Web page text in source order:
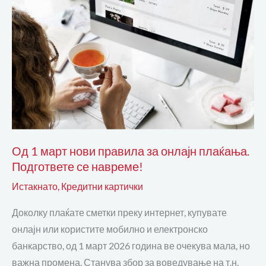
Од 1 март нови правила за онлајн плаќања.
Подгответе се навреме!
Истакнато, Кредитни картички
Доколку плаќате сметки преку интернет, купувате
онлајн или користите мобилно и електронско
банкарство, од 1 март 2026 година ве очекува мала, но
важна промена. Станува збор за воведување на т.н.
правила
за
онлајн
плаќања.
Подгответе
се
навреме!